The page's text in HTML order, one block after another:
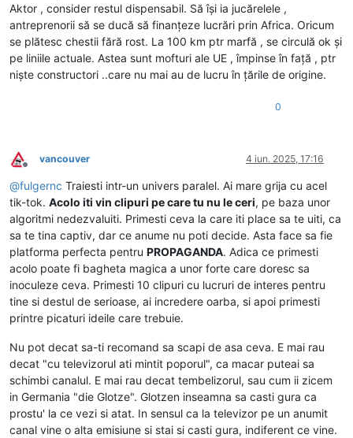
Aktor , consider restul dispensabil. Să își ia jucărelele ,
antreprenorii să se ducă să finanțeze lucrări prin Africa. Oricum
se plătesc chestii fără rost. La 100 km ptr marfă , se circulă ok și
pe liniile actuale. Astea sunt mofturi ale UE , împinse în față , ptr
niște constructori ..care nu mai au de lucru în țările de origine.
0
Deconectat
vancouver 4 iun. 2025, 17:16
@fulgernc Traiesti intr-un univers paralel. Ai mare grija cu acel
tik-tok. Acolo iti vin clipuri pe care tu nu le ceri, pe baza unor
algoritmi nedezvaluiti. Primesti ceva la care iti place sa te uiti, ca
sa te tina captiv, dar ce anume nu poti decide. Asta face sa fie
platforma perfecta pentru PROPAGANDA. Adica ce primesti
acolo poate fi bagheta magica a unor forte care doresc sa
inoculeze ceva. Primesti 10 clipuri cu lucruri de interes pentru
tine si destul de serioase, ai incredere oarba, si apoi primesti
printre picaturi ideile care trebuie.
Nu pot decat sa-ti recomand sa scapi de asa ceva. E mai rau
decat "cu televizorul ati mintit poporul", ca macar puteai sa
schimbi canalul. E mai rau decat tembelizorul, sau cum ii zicem
in Germania "die Glotze". Glotzen inseamna sa casti gura ca
prostu' la ce vezi si atat. In sensul ca la televizor pe un anumit
canal vine o alta emisiune si stai si casti gura, indiferent ce vine.